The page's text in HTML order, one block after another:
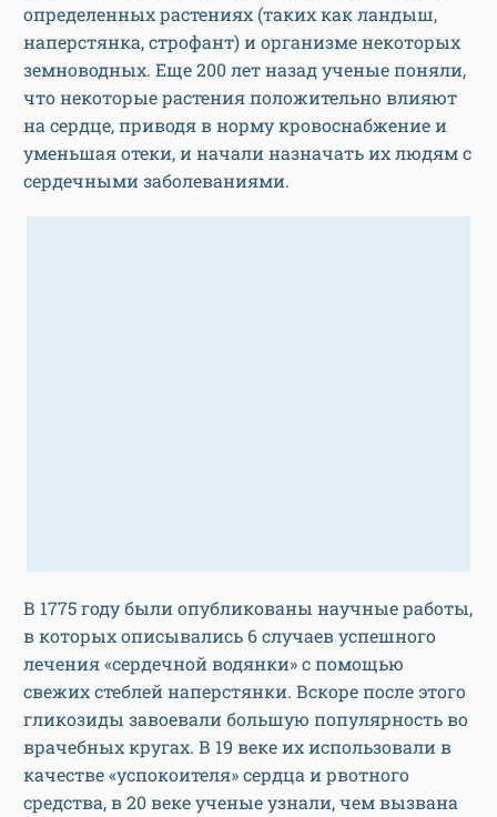
определенных растениях (таких как ландыш,
наперстянка, строфант) и организме некоторых
земноводных. Еще 200 лет назад ученые поняли,
что некоторые растения положительно влияют
на сердце, приводя в норму кровоснабжение и
уменьшая отеки, и начали назначать их людям с
сердечными заболеваниями.
В 1775 году были опубликованы научные работы,
в которых описывались 6 случаев успешного
лечения «сердечной водянки» с помощью
свежих стеблей наперстянки. Вскоре после этого
гликозиды завоевали большую популярность во
врачебных кругах. В 19 веке их использовали в
качестве «успокоителя» сердца и рвотного
средства, в 20 веке ученые узнали, чем вызвана